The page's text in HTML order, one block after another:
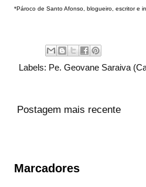
*Pároco de Santo Afonso, blogueiro, escritor e
Labels: Pe. Geovane Saraiva
Postagem mais recente
Marcadores